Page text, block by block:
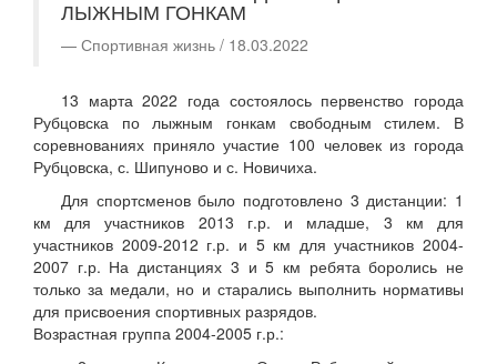
ЛЫЖНЫМ ГОНКАМ
Спортивная жизнь / 18.03.2022
13 марта 2022 года состоялось первенство города
Рубцовска по лыжным гонкам свободным стилем. В
соревнованиях приняло участие 100 человек из города
Рубцовска, с. Шипуново и с. Новичиха.
Для спортсменов было подготовлено 3 дистанции: 1
км для участников 2013 г.р. и младше, 3 км для
участников 2009-2012 г.р. и 5 км для участников 2004-
2007 г.р. На дистанциях 3 и 5 км ребята боролись не
только за медали, но и старались выполнить нормативы
для присвоения спортивных разрядов.
Возрастная группа 2004-2005 г.р.: